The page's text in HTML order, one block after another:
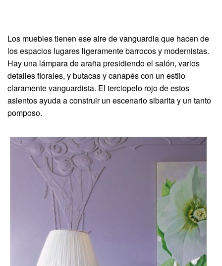
Los muebles tienen ese aire de vanguardia que hacen de
los espacios lugares ligeramente barrocos y modernistas.
Hay una lámpara de araña presidiendo el salón, varios
detalles florales, y butacas y canapés con un estilo
claramente vanguardista. El terciopelo rojo de estos
asientos ayuda a construir un escenario sibarita y un tanto
pomposo.